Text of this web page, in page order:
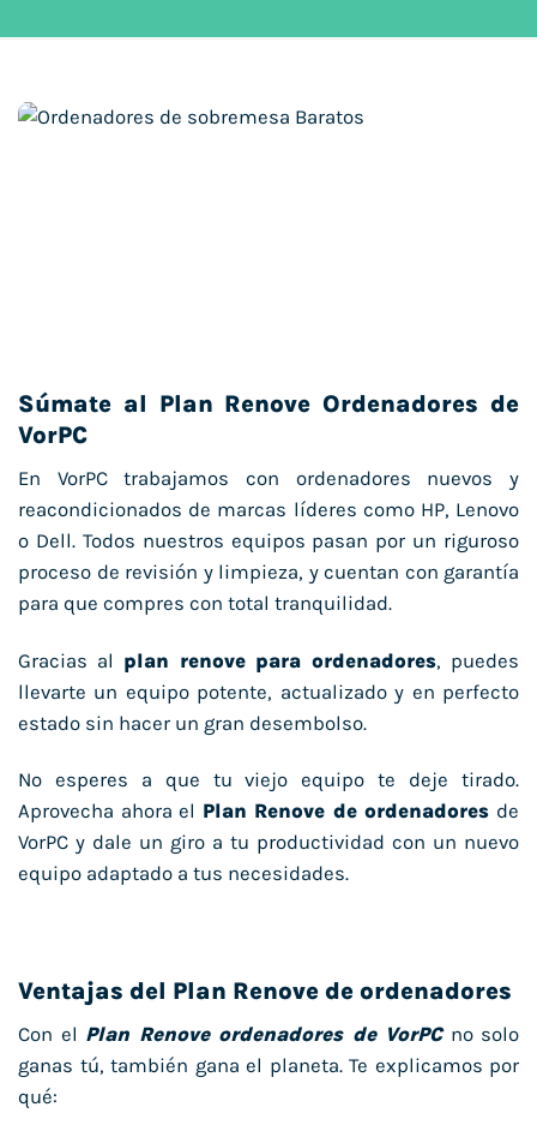
Súmate al Plan Renove Ordenadores de
VorPC
En VorPC trabajamos con ordenadores nuevos y
reacondicionados de marcas líderes como HP, Lenovo
o Dell. Todos nuestros equipos pasan por un riguroso
proceso de revisión y limpieza, y cuentan con garantía
para que compres con total tranquilidad.
Gracias al plan renove para ordenadores, puedes
llevarte un equipo potente, actualizado y en perfecto
estado sin hacer un gran desembolso.
No esperes a que tu viejo equipo te deje tirado.
Aprovecha ahora el Plan Renove de ordenadores de
VorPC y dale un giro a tu productividad con un nuevo
equipo adaptado a tus necesidades.
Ventajas del Plan Renove de ordenadores
Con el Plan Renove ordenadores de VorPCno solo
ganas tú, también gana el planeta. Te explicamos por
qué: